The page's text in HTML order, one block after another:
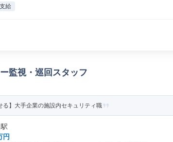
給
監視・巡回スタッフ
る】大手企業の施設内セキュリティ職
円